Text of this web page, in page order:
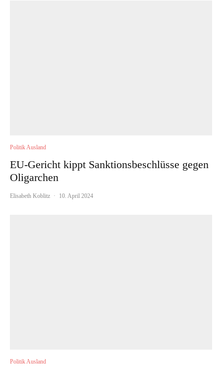
Politik Ausland
EU-Gericht kippt Sanktionsbeschlüsse gegen
Oligarchen
Elisabeth Koblitz · 10. April 2024
Politik Ausland